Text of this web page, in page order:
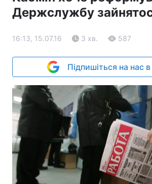
Держслужбу
16:13, 15.07.16 3 хв. 587
Підпишіться на нас